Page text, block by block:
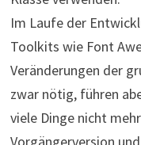
Im Laufe der
Toolkits wie Font
Veränderungen der
zwar nötig, führen
viele Dinge nicht